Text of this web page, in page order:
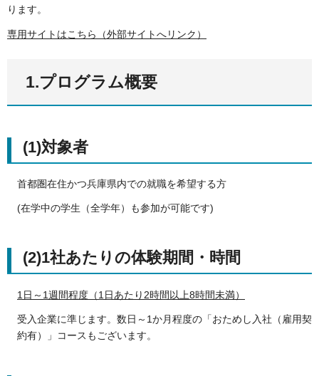
ります。
専用サイトはこちら（外部サイトへリンク）
1.プログラム概要
(1)対象者
首都圏在住かつ兵庫県内での就職を希望する方
(在学中の学生（全学年）も参加が可能です)
(2)1社あたりの体験期間・時間
1日～1週間程度（1日あたり2時間以上8時間未満）
受入企業に準じます。数日～1か月程度の「おためし入社（雇用契
約有）」コースもございます。